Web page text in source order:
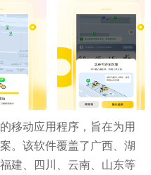
移动应用程序，旨在为用
。该软件覆盖了广西、湖
建、四川、云南、山东等